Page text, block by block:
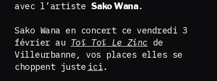
avec l’artiste Sako Wana.
Sako Wana en concert ce vendredi 3
février au Toï Toï Le Zinc de
Villeurbanne, vos places elles se
choppent juste ici.